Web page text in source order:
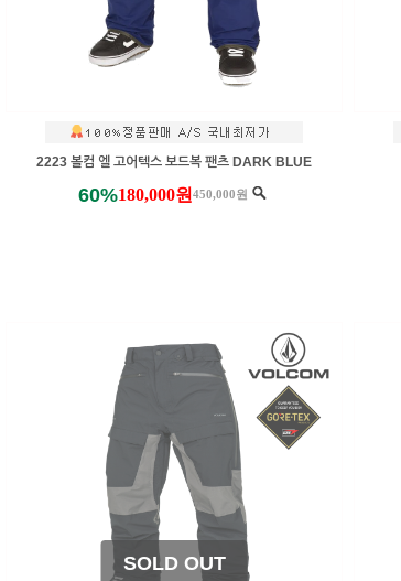
2223 볼컴 엘 고어텍스 보드복 팬츠 DARK BLUE
60%180,000원 450,000원